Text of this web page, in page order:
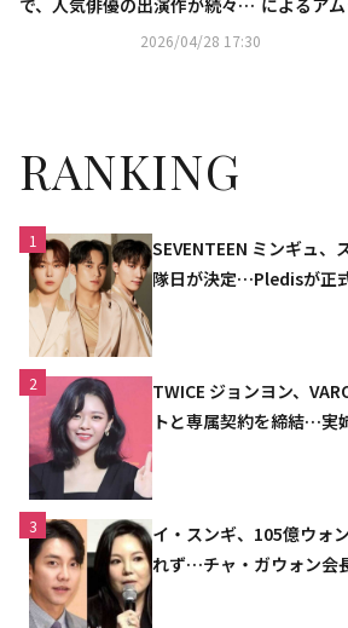
ソ・イングクのファンコンも…
2026/04/28 17:30
ングル「
RANKING
1
SEVENTEEN ミンギュ、
隊日が決定…Pledisが正
2
TWICE ジョンヨン、
トと専属契約を締結…実
3
イ・スンギ、105億ウォ
れず…チャ・ガウォン会